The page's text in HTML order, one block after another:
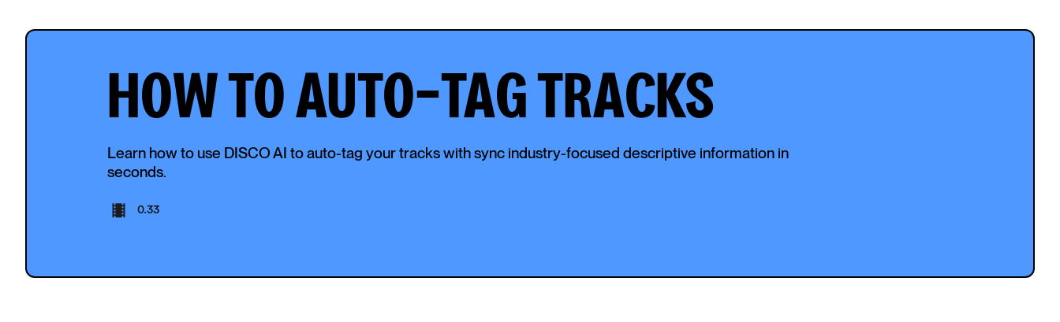
HOW TO AUTO-TAG TRACKS
Learn how to use DISCO AI to auto-tag your tracks with sync industry-focused descriptive information in
seconds.
0.33